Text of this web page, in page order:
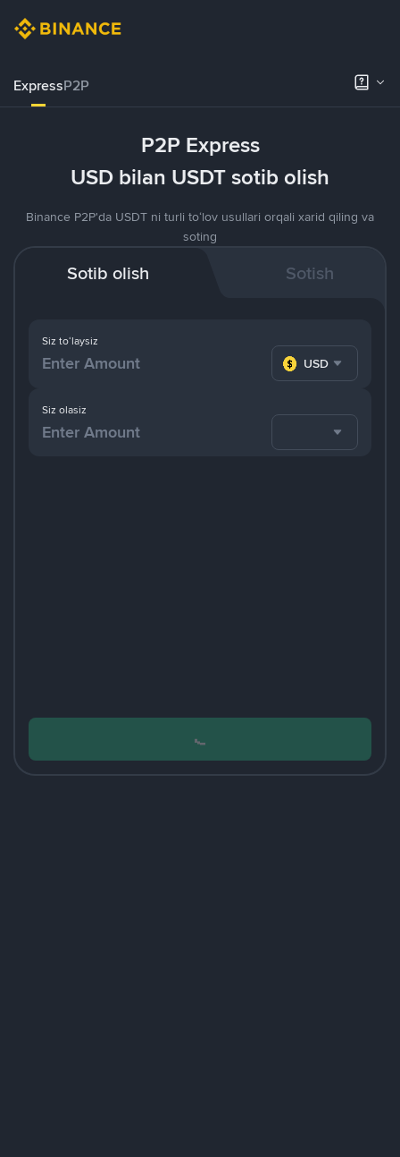
ExpressP2P
P2P Express
USD bilan USDT sotib olish
Binance P2P'da USDT ni turli to‘lov usullari orqali xarid qiling va
soting
Sotib olish Sotish
Siz toʻlaysiz
USD
Siz olasiz